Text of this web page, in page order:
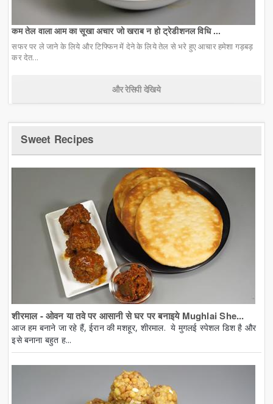
कम तेल वाला आम का सूखा अचार जो खराब न हो ट्रेडीशनल विधि ...
सफर पर ले जाने के लिये और टिफ्फिन में देने के लिये तेल से भरे हुए आचार हमेशा गड़बड़
कर देत...
और रेसिपी देखिये
Sweet Recipes
शीरमाल - ओवन या तवे पर आसानी से घर पर बनाइये Mughlai She...
आज हम बनाने जा रहे हैं, ईरान की मशहूर, शीरमाल. ये मुगलई स्पेशल डिश है और
इसे बनाना बहुत ह...